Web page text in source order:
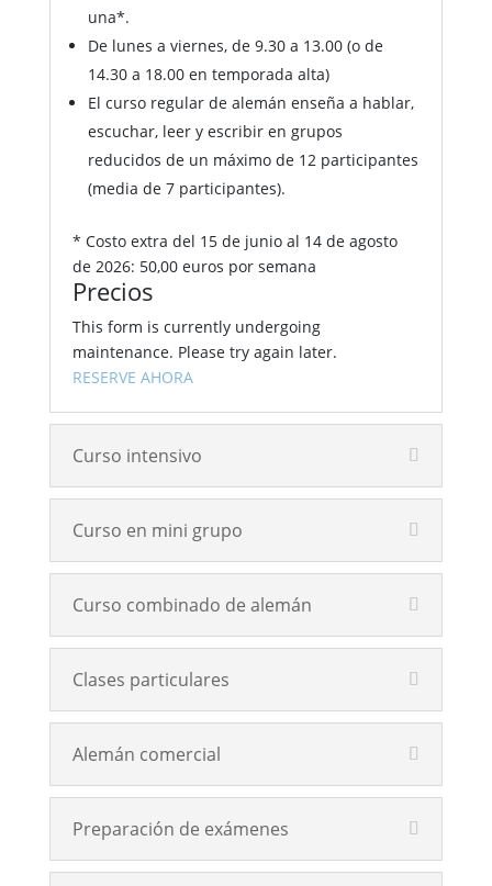
una*.
De lunes a viernes, de 9.30 a 13.00 (o de
14.30 a 18.00 en temporada alta)
El curso regular de alemán enseña a hablar,
escuchar, leer y escribir en grupos
reducidos de un máximo de 12 participantes
(media de 7 participantes).
* Costo extra del 15 de junio al 14 de agosto
de 2026: 50,00 euros por semana
Precios
This form is currently undergoing
maintenance. Please try again later.
RESERVE AHORA
Curso intensivo
Curso en mini grupo
Curso combinado de alemán
Clases particulares
Alemán comercial
Preparación de exámenes